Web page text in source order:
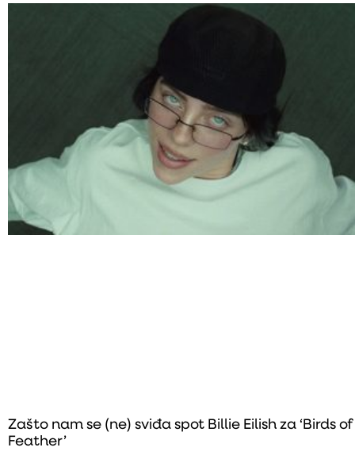
Zašto nam se (ne) sviđa spot Billie Eilish za ‘Birds of
Feather’